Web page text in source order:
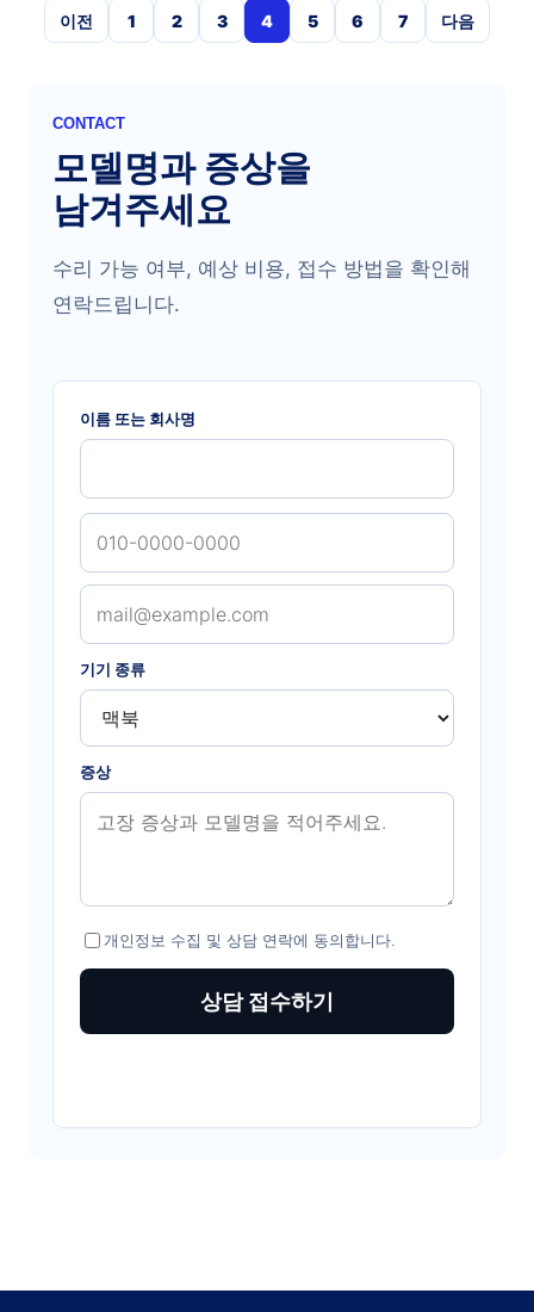
이전 1 2 3 4 5 6 7 다음
CONTACT
모델명과 증상을
남겨주세요
수리 가능 여부, 예상 비용, 접수 방법을 확인해
연락드립니다.
이름 또는 회사명
기기 종류
증상
개인정보 수집 및 상담 연락에 동의합니다.
상담 접수하기